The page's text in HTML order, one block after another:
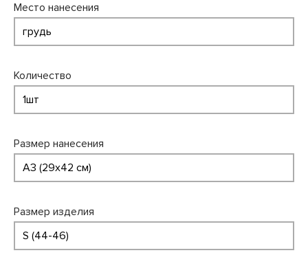
Место нанесения
Количество
Размер нанесения
Размер изделия